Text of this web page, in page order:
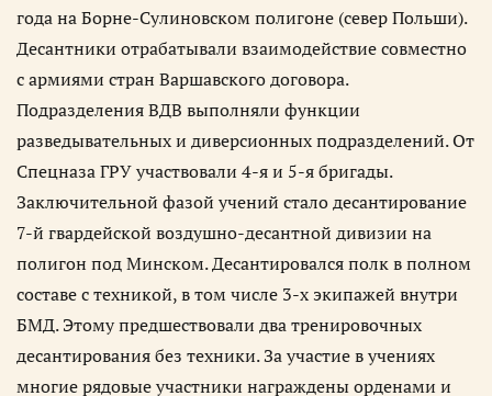
года на Борне-Сулиновском полигоне (север Польши).
Десантники отрабатывали взаимодействие совместно
с армиями стран Варшавского договора.
Подразделения ВДВ выполняли функции
разведывательных и диверсионных подразделений. От
Спецназа ГРУ участвовали 4-я и 5-я бригады.
Заключительной фазой учений стало десантирование
7-й гвардейской воздушно-десантной дивизии на
полигон под Минском. Десантировался полк в полном
составе с техникой, в том числе 3-х экипажей внутри
БМД. Этому предшествовали два тренировочных
десантирования без техники. За участие в учениях
многие рядовые участники награждены орденами и